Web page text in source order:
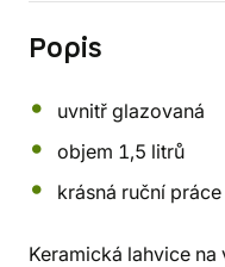
Popis
uvnitř glazovaná
objem 1,5 litrů
krásná ruční práce
Keramická lahvice